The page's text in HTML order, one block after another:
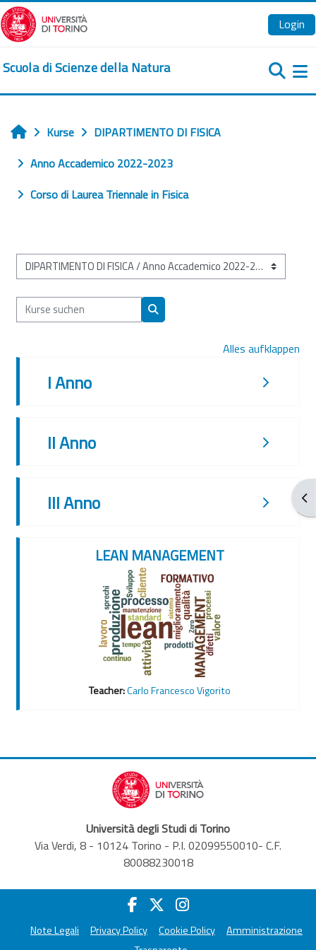
Zum Hauptinhalt
Login
Scuola di Scienze della Natura
Startseite
Kurse
DIPARTIMENTO DI FISICA
Anno Accademico 2022-2023
Corso di Laurea Triennale in Fisica
Kursbereiche
Kurse suchen
Kurse suchen
Alles aufklappen
I Anno
II Anno
III Anno
LEAN MANAGEMENT
Teacher:Carlo Francesco Vigorito
Università degli Studi di Torino
Via Verdi, 8 - 10124 Torino - P.I. 02099550010- C.F.
80088230018
Note Legali Privacy Policy Cookie Policy
Amministrazione